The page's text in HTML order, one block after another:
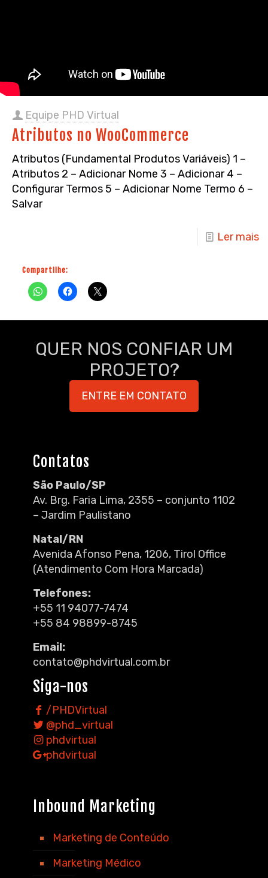
Equipe PHD Virtual
Atributos no WooCommerce
Atributos (Fundamental Produtos Variáveis) 1 –
Atributos 2 – Adicionar Nome 3 – Adicionar 4 –
Configurar Termos 5 – Adicionar Nome Termo 6 –
Salvar
Ler mais
Compartilhe:
QUER NOS CONFIAR UM
PROJETO?
ENTRE EM CONTATO
Contatos
São Paulo/SP
Av. Brg. Faria Lima, 2355 – conjunto 1102
– Jardim Paulistano
Natal/RN
Avenida Afonso Pena, 1206, Tirol Office
(Atendimento Com Hora Marcada)
Telefones:
+55 11 94077-7474
+55 84 98899-8745
Email:
contato@phdvirtual.com.br
Siga-nos
/PHDVirtual
@phd_virtual
phdvirtual
phdvirtual
Inbound Marketing
Marketing de Conteúdo
Marketing Médico